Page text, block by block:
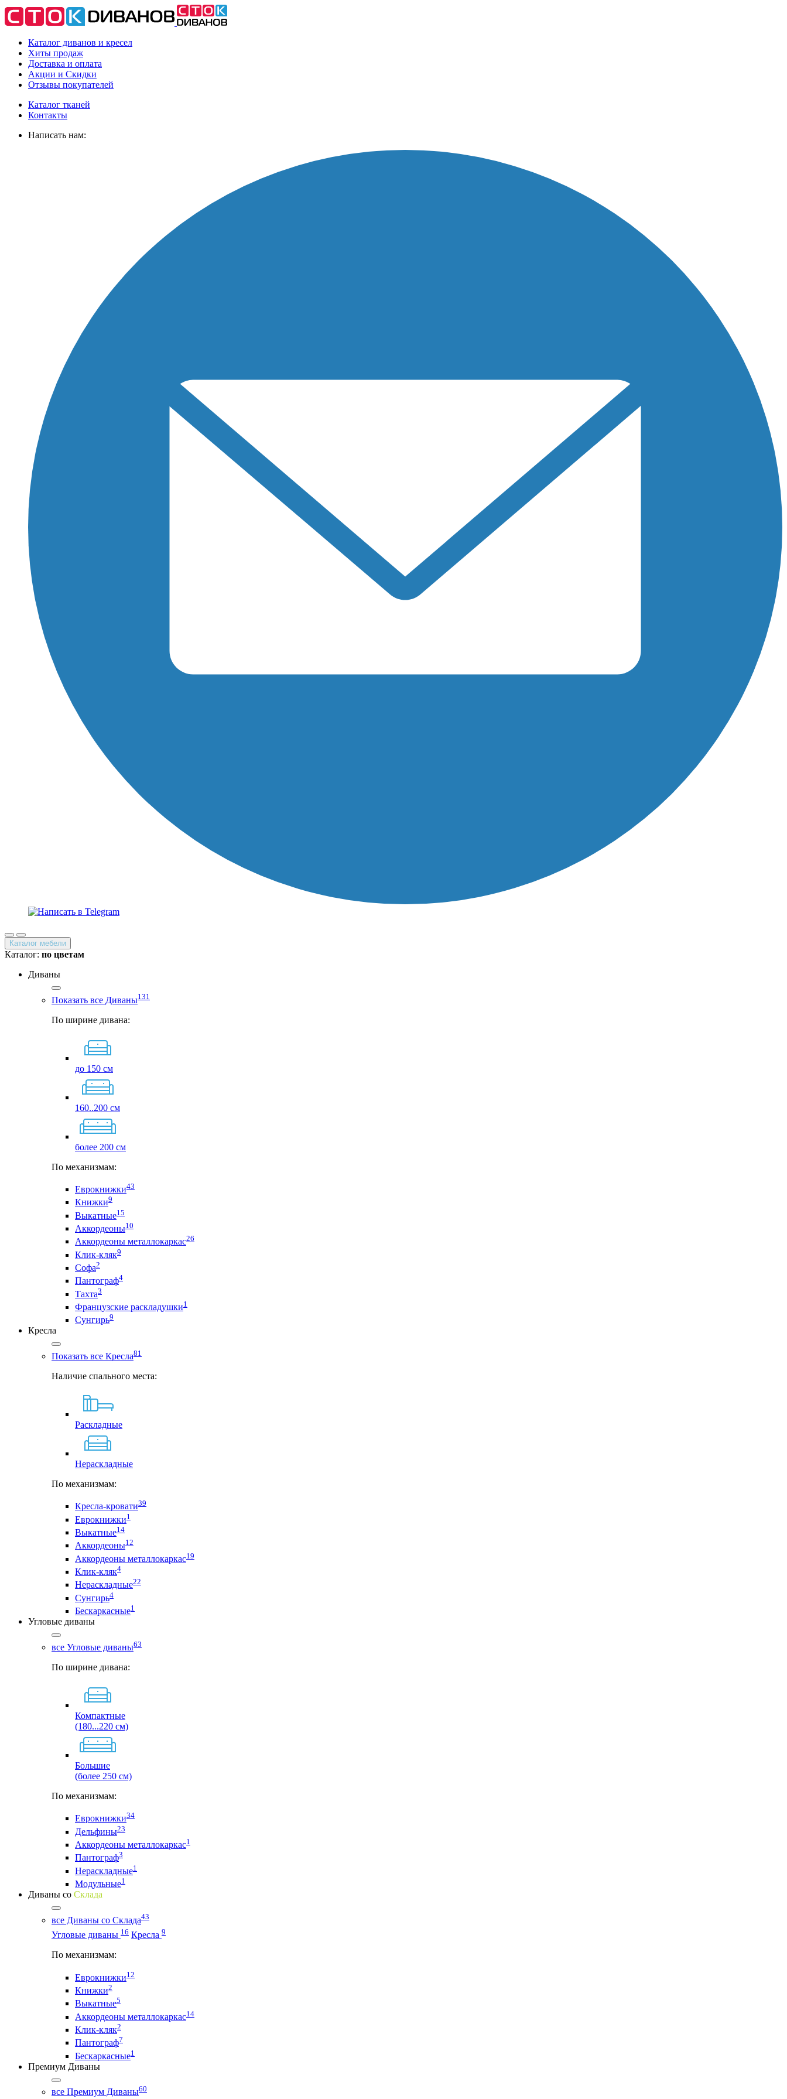
Каталог диванов и кресел
Хиты продаж
Доставка и оплата
Акции и Скидки
Отзывы покупателей
Каталог тканей
Контакты
Написать нам:
Каталог мебели
Каталог: по цветам
Диваны
Показать все Диваны131
По ширине дивана:
до 150 см
160..200 см
более 200 см
По механизмам:
Еврокнижки43
Книжки9
Выкатные15
Аккордеоны10
Аккордеоны металлокаркас26
Клик-кляк9
Софа2
Пантограф4
Тахта3
Французские раскладушки1
Сунгирь9
Кресла
Показать все Кресла81
Наличие спального места:
Раскладные
Нераскладные
По механизмам:
Кресла-кровати39
Еврокнижки1
Выкатные14
Аккордеоны12
Аккордеоны металлокаркас19
Клик-кляк4
Нераскладные22
Сунгирь4
Бескаркасные1
Угловые диваны
все Угловые диваны63
По ширине дивана:
Компактные
(180...220 см)
Большие
(более 250 см)
По механизмам:
Еврокнижки34
Дельфины23
Аккордеоны металлокаркас1
Пантограф3
Нераскладные1
Модульные1
Диваны со Склада
все Диваны со Склада43
Угловые диваны 16 Кресла 9
По механизмам:
Еврокнижки12
Книжки2
Выкатные5
Аккордеоны металлокаркас14
Клик-кляк2
Пантограф7
Бескаркасные1
Премиум Диваны
все Премиум Диваны60